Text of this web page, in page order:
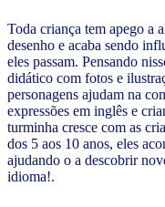
Toda criança tem apego a
desenho e acaba sendo
eles passam. Pensando
didático com fotos e
personagens ajudam na
expressões em inglês e
turminha cresce com as
dos 5 aos 10 anos, eles
ajudando o a descobrir
idioma!.